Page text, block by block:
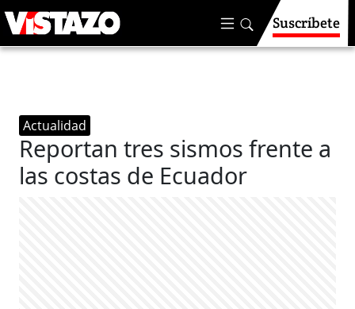
Suscríbete
Actualidad
Reportan tres sismos frente a
las costas de Ecuador